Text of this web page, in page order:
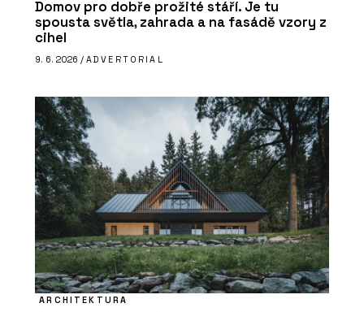
Domov pro dobře prožité stáří. Je tu
spousta světla, zahrada a na fasádě vzory z
cihel
9. 6. 2026 / ADVERTORIAL
ARCHITEKTURA